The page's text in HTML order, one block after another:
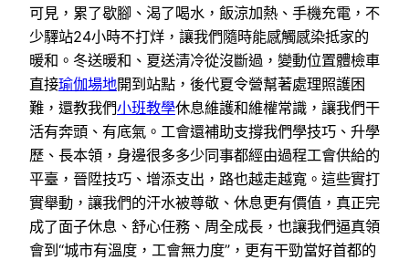
可見，累了歇腳、渴了喝水，飯涼加熱、手機充電，不
少驛站24小時不打烊，讓我們隨時能感觸感染抵家的
暖和。冬送暖和、夏送清冷從沒斷過，變動位置體檢車
直接瑜伽場地開到站點，後代夏令營幫著處理照護困
難，還教我們小班教學休息維護和維權常識，讓我們干
活有奔頭、有底氣。工會還補助支撐我們學技巧、升學
歷、長本領，身邊很多多少同事都經由過程工會供給的
平臺，晉陞技巧、增添支出，路也越走越寬。這些實打
實舉動，讓我們的汗水被尊敬、休息更有價值，真正完
成了面子休息、舒心任務、周全成長，也讓我們逼真領
會到“城市有溫度，工會無力度”，更有干勁當好首都的